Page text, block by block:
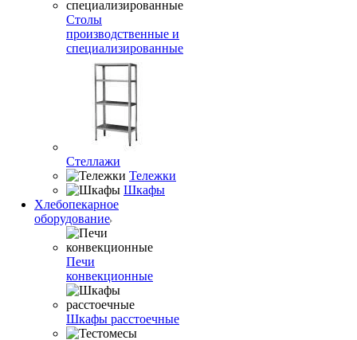
Столы
производственные и
специализированные
Стеллажи
Тележки
Шкафы
Хлебопекарное
оборудование
Печи
конвекционные
Шкафы расстоечные